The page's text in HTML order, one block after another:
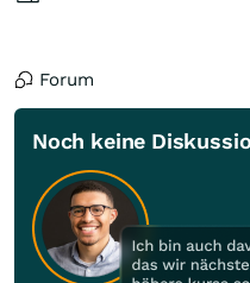
Forum
Noch keine